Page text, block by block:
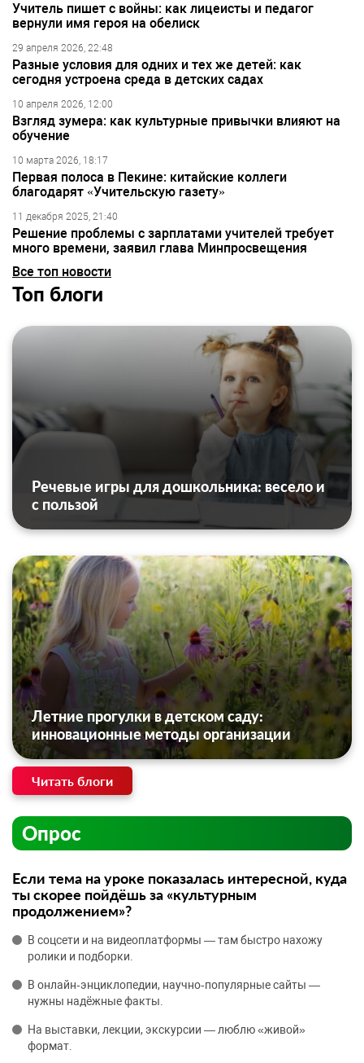
Учитель пишет с войны: как лицеисты и педагог
вернули имя героя на обелиск
29 апреля 2026, 22:48
Разные условия для одних и тех же детей: как
сегодня устроена среда в детских садах
10 апреля 2026, 12:00
Взгляд зумера: как культурные привычки влияют на
обучение
10 марта 2026, 18:17
Первая полоса в Пекине: китайские коллеги
благодарят «Учительскую газету»
11 декабря 2025, 21:40
Решение проблемы с зарплатами учителей требует
много времени, заявил глава Минпросвещения
Все топ новости
Топ блоги
Речевые игры для дошкольника: весело и
с пользой
Летние прогулки в детском саду:
инновационные методы организации
Читать блоги
Опрос
Если тема на уроке показалась интересной, куда
ты скорее пойдёшь за «культурным
продолжением»?
В соцсети и на видеоплатформы — там быстро нахожу
ролики и подборки.
В онлайн‑энциклопедии, научно‑популярные сайты —
нужны надёжные факты.
На выставки, лекции, экскурсии — люблю «живой»
формат.